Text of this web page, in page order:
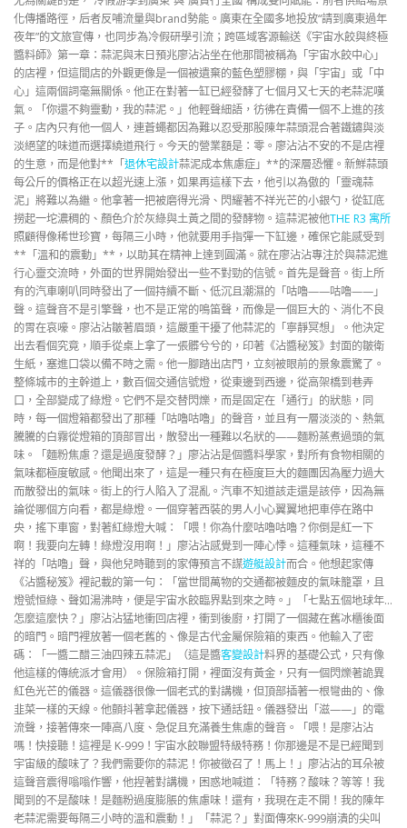
化傳播路徑，后者反哺流量與brand勢能。廣東在全國多地投放“請到廣東過年
夜年”的文旅宣傳，也同步為冷假研學引流；跨區域客源輸送《宇宙水餃與終極
醬料師》第一章：蒜泥與末日預兆廖沾沾坐在他那間被稱為「宇宙水餃中心」
的店裡，但這間店的外觀更像是一個被遺棄的藍色塑膠棚，與「宇宙」或「中
心」這兩個詞毫無關係。他正在對著一缸已經發酵了七個月又七天的老蒜泥嘆
氣。「你還不夠靈動，我的蒜泥。」他輕聲細語，彷彿在責備一個不上進的孩
子。店內只有他一個人，連蒼蠅都因為難以忍受那股陳年蒜頭混合著鐵鏽與淡
淡絕望的味道而選擇繞道飛行。今天的營業額是：零。廖沾沾不安的不是店裡
的生意，而是他對**「退休宅設計蒜泥成本焦慮症」**的深層恐懼。新鮮蒜頭
每公斤的價格正在以超光速上漲，如果再這樣下去，他引以為傲的「靈魂蒜
泥」將難以為繼。他拿著一把被磨得光滑、閃耀著不祥光芒的小銀勺，從缸底
撈起一坨濃稠的、顏色介於灰綠與土黃之間的發酵物。這蒜泥被他THE R3 寓所
照顧得像稀世珍寶，每隔三小時，他就要用手指彈一下缸邊，確保它能感受到
**「溫和的震動」**，以助其在精神上達到圓滿。就在廖沾沾專注於與蒜泥進
行心靈交流時，外面的世界開始發出一些不對勁的信號。首先是聲音。街上所
有的汽車喇叭同時發出了一個持續不斷、低沉且潮濕的「咕嚕——咕嚕——」
聲。這聲音不是引擎聲，也不是正常的鳴笛聲，而像是一個巨大的、消化不良
的胃在哀嚎。廖沾沾皺著眉頭，這嚴重干擾了他蒜泥的「寧靜冥想」。他決定
出去看個究竟，順手從桌上拿了一張髒兮兮的，印著《沾醬秘笈》封面的皺衛
生紙，塞進口袋以備不時之需。他一腳踏出店門，立刻被眼前的景象震驚了。
整條城市的主幹道上，數百個交通信號燈，從東邊到西邊，從高架橋到巷弄
口，全部變成了綠燈。它們不是交替閃爍，而是固定在「通行」的狀態，同
時，每一個燈箱都發出了那種「咕嚕咕嚕」的聲音，並且有一層淡淡的、熱氣
騰騰的白霧從燈箱的頂部冒出，散發出一種難以名狀的——麵粉蒸煮過頭的氣
味。「麵粉焦慮？還是過度發酵？」廖沾沾是個醬料學家，對所有食物相關的
氣味都極度敏感。他聞出來了，這是一種只有在極度巨大的麵團因為壓力過大
而散發出的氣味。街上的行人陷入了混亂。汽車不知道該走還是該停，因為無
論從哪個方向看，都是綠燈。一個穿著西裝的男人小心翼翼地把車停在路中
央，搖下車窗，對著紅綠燈大喊：「喂！你為什麼咕嚕咕嚕？你倒是紅一下
啊！我要向左轉！綠燈沒用啊！」廖沾沾感覺到一陣心悸。這種氣味，這種不
祥的「咕嚕」聲，與他兒時聽到的家傳預言不謀遊艇設計而合。他想起家傳
《沾醬秘笈》裡記載的第一句：「當世間萬物的交通都被麵皮的氣味籠罩，且
燈號恒綠、聲如湯沸時，便是宇宙水餃臨界點到來之時。」「七點五個地球年…
怎麼這麼快？」廖沾沾猛地衝回店裡，衝到後廚，打開了一個藏在舊冰櫃後面
的暗門。暗門裡放著一個老舊的、像是古代金屬保險箱的東西。他輸入了密
碼：「一醬二醋三油四辣五蒜泥」（這是醬客變設計料界的基礎公式，只有像
他這樣的傳統派才會用）。保險箱打開，裡面沒有黃金，只有一個閃爍著詭異
紅色光芒的儀器。這儀器很像一個老式的對講機，但頂部插著一根彎曲的、像
韭菜一樣的天線。他顫抖著拿起儀器，按下通話鈕。儀器發出「滋——」的電
流聲，接著傳來一陣高八度、急促且充滿養生焦慮的聲音。「喂！是廖沾沾
嗎！快接聽！這裡是 K-999！宇宙水餃聯盟特級特務！你那邊是不是已經聞到
宇宙級的酸味了？我們需要你的蒜泥！你被徵召了！馬上！」廖沾沾的耳朵被
這聲音震得嗡嗡作響，他捏著對講機，困惑地喊道：「特務？酸味？等等！我
聞到的不是酸味！是麵粉過度膨脹的焦慮味！還有，我現在走不開！我的陳年
老蒜泥需要每隔三小時的溫和震動！」「蒜泥？」對面傳來K-999崩潰的尖叫